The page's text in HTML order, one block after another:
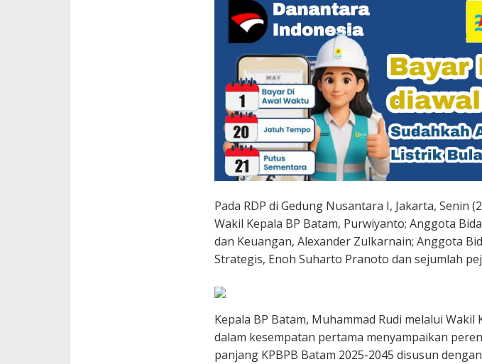
Pada RDP di Gedung Nusantara I, Jakarta, Senin
Wakil Kepala BP Batam, Purwiyanto; Anggota
dan Keuangan, Alexander Zulkarnain; Anggota
Strategis, Enoh Suharto Pranoto dan sejumlah
Kepala BP Batam, Muhammad Rudi melalui Wakil
dalam kesempatan pertama menyampaikan
panjang KPBPB Batam 2025-2045 disusun